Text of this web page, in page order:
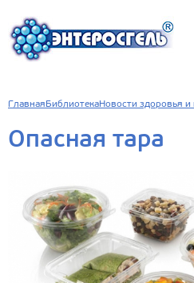
Главная БиблиотекаНовости здоровья и
Опасная тара